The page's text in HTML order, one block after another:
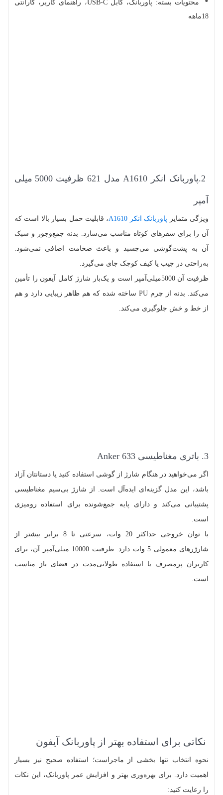
محتویات بسته: پاوربانک، کابل USB-C، راهنمای کاربر، گارانتی
18ماهه
2.پاوربانک انکر A1610 مدل 621 ظرفیت 5000 میلی
آمپر
ویژگی متمایز پاوربانک انکر A1610
، قابلیت حمل بسیار بالا است که
آن را برای سفرهای کوتاه مناسب می‌سازد. بدنه جمع‌وجور و سبک
آن به پشت‌گوشی می‌چسبد و باعث ضخامت اضافی نمی‌شود.
به‌راحتی در جیب یا کیف کوچک جای می‌گیرد.
ظرفیت آن 5000میلی‌آمپر است و یک‌بار شارژ کامل آیفون را تأمین
می‌کند. بدنه از چرم PU ساخته شده که هم ظاهر زیبایی دارد و هم
از خط‌ و خش جلوگیری می‌کند.
3. باتری مغناطیسی Anker 633
اگر می‌خواهید در هنگام شارژ از گوشی استفاده کنید یا دستانتان آزاد
باشد، این مدل گزینه‌ای ایده‌آل است. از شارژ بی‌سیم مغناطیسی
پشتیبانی می‌کند و دارای پایه جمع‌شونده برای استفاده رومیزی
است.
با توان خروجی حداکثر 20 وات، سرعتی تا 8 برابر بیشتر از
شارژرهای معمولی 5 وات دارد. ظرفیت 10000 میلی‌آمپر آن، برای
کاربران پرمصرف یا استفاده طولانی‌مدت در فضای باز مناسب
است.
نکاتی برای استفاده بهتر از پاوربانک آیفون
نحوه انتخاب تنها بخشی از ماجراست؛ استفاده صحیح نیز بسیار
اهمیت دارد. برای بهره‌وری بهتر و افزایش عمر پاوربانک، این نکات
را رعایت کنید: